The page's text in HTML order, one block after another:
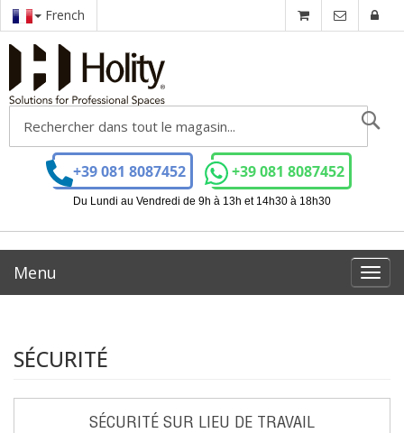
French
+39 081 8087452 +39 081 8087452
Du Lundi au Vendredi de 9h à 13h et 14h30 à 18h30
Menu
SÉCURITÉ
SÉCURITÉ SUR LIEU DE TRAVAIL